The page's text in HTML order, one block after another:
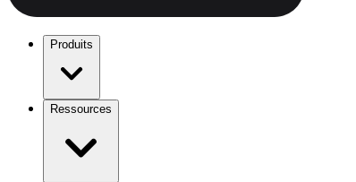
Produits
Ressources